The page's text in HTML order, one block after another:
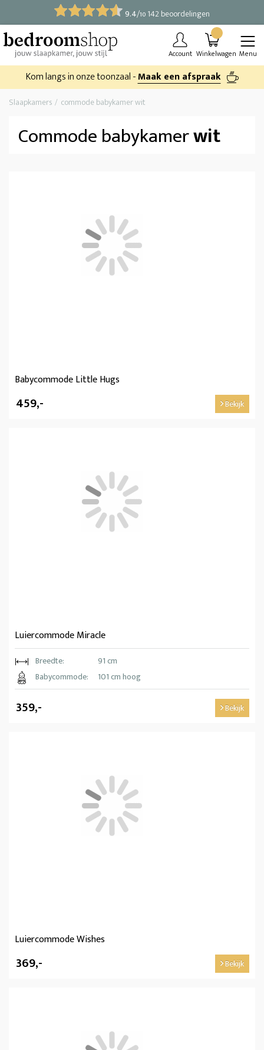
9.4/10 142 beoordelingen
Account Winkelwagen Menu
Kom langs in onze toonzaal -Maak een afspraak
Slaapkamers commode babykamer wit
Commode babykamerwit
Babycommode Little Hugs
459,- Bekijk
Luiercommode Miracle
Breedte:
91 cm
Babycommode:
101 cm hoog
359,- Bekijk
Luiercommode Wishes
369,- Bekijk